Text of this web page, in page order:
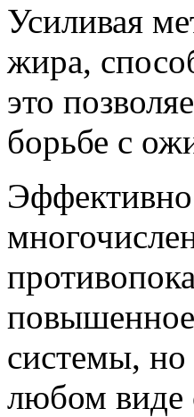
Усиливая
жира,
это
борьбе с
повышенное
системы,
любом виде